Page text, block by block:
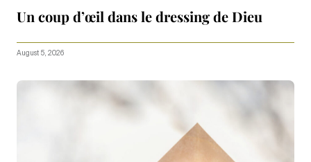
Un coup d’œil dans le dressing de Dieu
August 5, 2026